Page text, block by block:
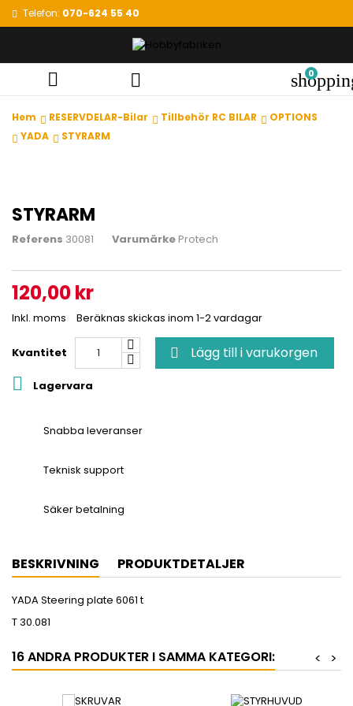
Telefon: 070-624 55 40
  0
Hem RESERVDELAR-Bilar Tillbehör RC BILAR
OPTIONS
YADA
STYRARM
STYRARM
Referens 30081 Varumärke Protech
120,00 kr
Inkl. moms Beräknas skickas inom 1-2 vardagar
Kvantitet  Lägg till i varukorgen
 Lagervara
Snabba leveranser
Teknisk support
Säker betalning
BESKRIVNING PRODUKTDETALJER
YADA Steering plate 6061 t
T 30.081
16 ANDRA PRODUKTER I SAMMA KATEGORI: >
<